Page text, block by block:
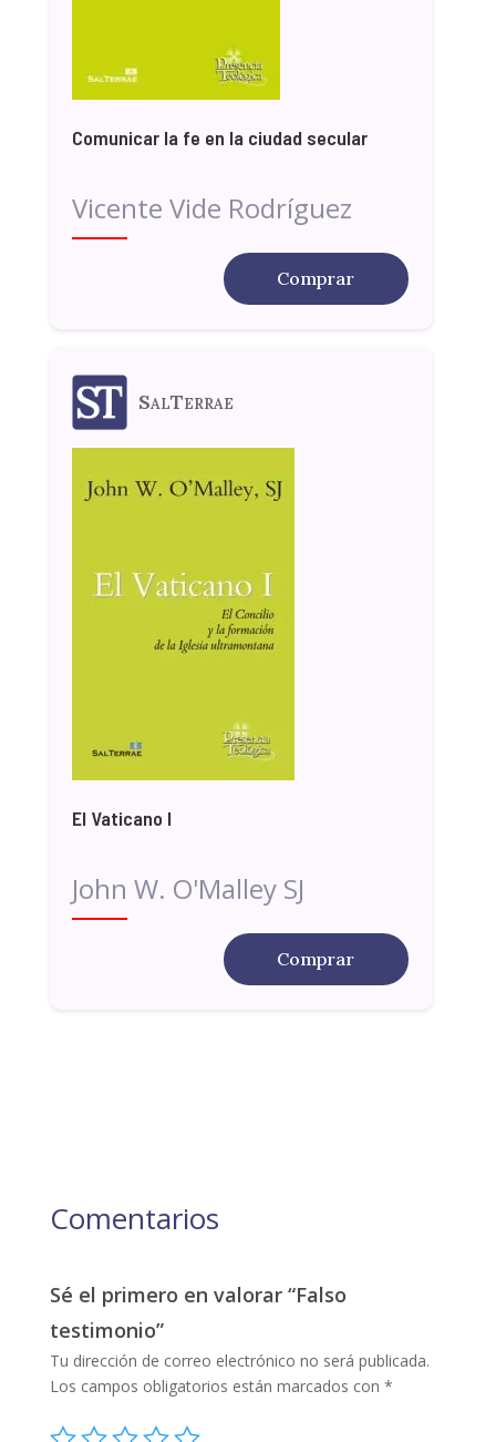
Comunicar la fe en la ciudad secular
Vicente Vide Rodríguez
Comprar
SalTerrae
El Vaticano I
John W. O'Malley SJ
Comprar
Comentarios
Sé el primero en valorar “Falso
testimonio”
Tu dirección de correo electrónico no será publicada.
Los campos obligatorios están marcados con *